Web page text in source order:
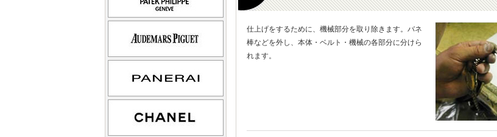
仕上げをするために、機械部分を取り除きます。バネ
棒などを外し、本体・ベルト・機械の各部分に分けら
れます。